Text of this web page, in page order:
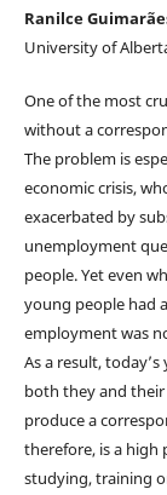
Ranilce
University of
One of the most
without a
The problem is
economic crisis,
exacerbated by
unemployment
people. Yet even
young people had
employment was
As a result,
both they and
produce a
therefore, is a high
studying, training